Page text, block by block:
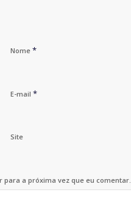
Nome *
E-mail *
Site
a próxima vez que eu comentar.